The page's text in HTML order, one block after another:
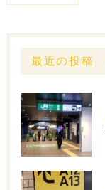
最近の投稿